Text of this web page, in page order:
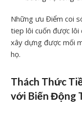
Những ưu Điểm coi
tiep lôi cuốn được lôi
xây dựng được mối
họ.
Thách Thức
với Biến Động